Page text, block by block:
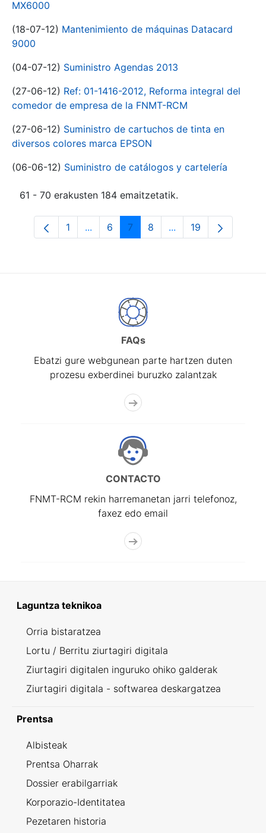
MX6000
(18-07-12) Mantenimiento de máquinas Datacard
9000
(04-07-12) Suministro Agendas 2013
(27-06-12) Ref: 01-1416-2012, Reforma integral del
comedor de empresa de la FNMT-RCM
(27-06-12) Suministro de cartuchos de tinta en
diversos colores marca EPSON
(06-06-12) Suministro de catálogos y cartelería
61 - 70 erakusten 184 emaitzetatik.
Orrialdea
1 ...Intermediate Pages Use TAB to
Orrialdea
6 Orrialdea
7 Orrialdea
8 ...Intermediate Pages
Orrialdea
19
FAQs
Ebatzi gure webgunean parte hartzen duten
prozesu exberdinei buruzko zalantzak
CONTACTO
FNMT-RCM rekin harremanetan jarri telefonoz,
faxez edo email
Laguntza teknikoa
Orria bistaratzea
Lortu / Berritu ziurtagiri digitala
Ziurtagiri digitalen inguruko ohiko galderak
Ziurtagiri digitala - softwarea deskargatzea
Prentsa
Albisteak
Prentsa Oharrak
Dossier erabilgarriak
Korporazio-Identitatea
Pezetaren historia